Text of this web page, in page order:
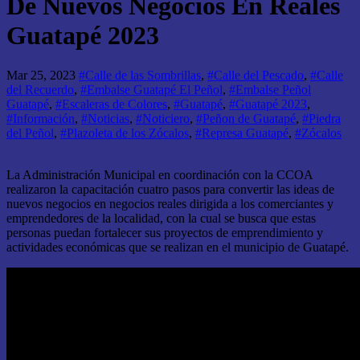
De Nuevos Negocios En Reales
Guatapé 2023
Mar 25, 2023 #Calle de las Sombrillas, #Calle del Pescado, #Calle
del Recuerdo, #Embalse Guatapé El Peñol, #Embalse Peñol
Guatapé, #Escaleras de Colores, #Guatapé, #Guatapé 2023,
#Información, #Noticias, #Noticiero, #Peñon de Guatapé, #Piedra
del Peñol, #Plazoleta de los Zócalos, #Represa Guatapé, #Zócalos
La Administración Municipal en coordinación con la CCOA
realizaron la capacitación cuatro pasos para convertir las ideas de
nuevos negocios en negocios reales dirigida a los comerciantes y
emprendedores de la localidad, con la cual se busca que estas
personas puedan fortalecer sus proyectos de emprendimiento y
actividades económicas que se realizan en el municipio de Guatapé.